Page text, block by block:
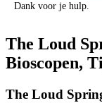
Dank voor je hulp.
The Loud
Bioscopen,
The Loud